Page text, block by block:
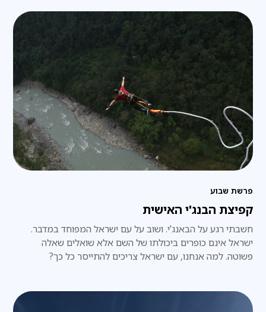
פרשת שבוע
קפיצת הבנג'י האישית
חשבתי רגע על הבאנג'י. ושוב על עם ישראל המפוחד במדבר.
ישראל אינם כופרים ביכולתו של השם אלא שואלים שאלה
פשוטה. למה אנחנו, עם ישראל צריכים להתייסר כל כך?